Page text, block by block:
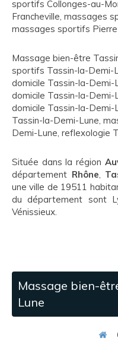
sportifs Collonges-au-
Francheville, massages
massages sportifs
Massage bien-être
sportifs Tassin-la-Demi-
domicile Tassin-la-Demi-
domicile Tassin-la-Demi-
domicile Tassin-la-Demi-
Tassin-la-Demi-Lune,
Demi-Lune, reflexologie
Située dans la région
département Rhône,
une ville de 19511
du département sont
Vénissieux.
Massage bien-
Lune